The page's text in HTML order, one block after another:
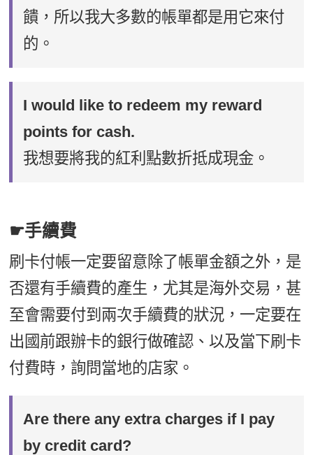
饋，所以我大多數的帳單都是用它來付
的。
I would like to redeem my reward
points for cash.
我想要將我的紅利點數折抵成現金。
☛手續費
刷卡付帳一定要留意除了帳單金額之外，是
否還有手續費的產生，尤其是海外交易，甚
至會需要付到兩次手續費的狀況，一定要在
出國前跟辦卡的銀行做確認、以及當下刷卡
付費時，詢問當地的店家。
Are there any extra charges if I pay
by credit card?